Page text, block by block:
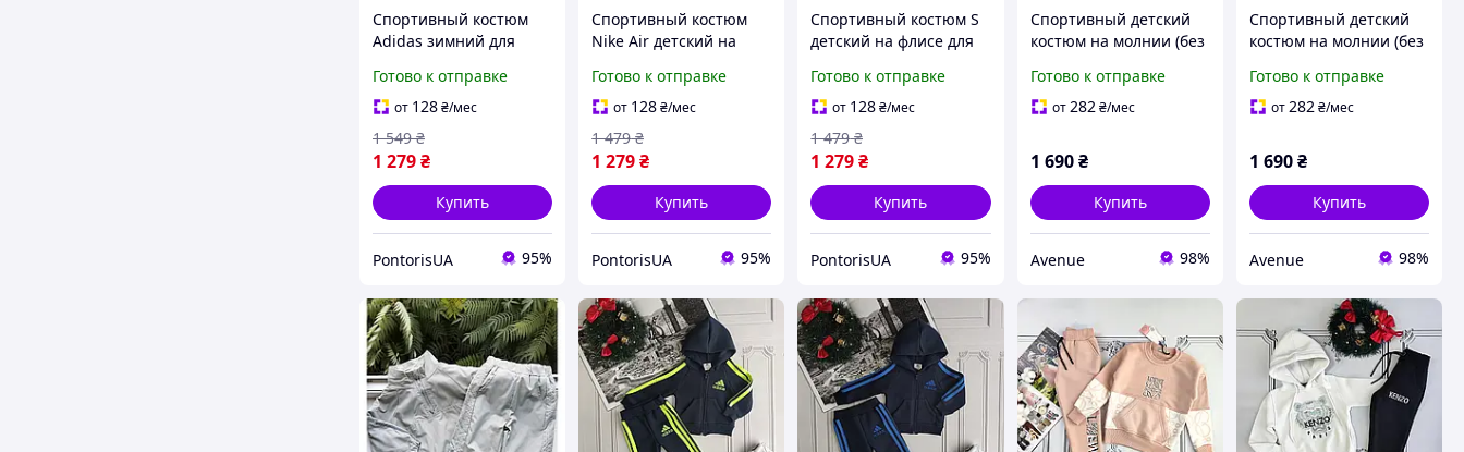
Спортивный костюм
Adidas зимний для
детский на флисе
адидас черный
Готово к отправке
от 128₴/мес
1 279₴
1 549 ₴
Купить
PontorisUA 95%
Спортивный костюм
Nike Air детский на
девочек зимний кофта
штаны найк черный
Готово к отправке
от 128₴/мес
1 279₴
1 479 ₴
Купить
PontorisUA 95%
Спортивный костюм S
детский на флисе для
зимний кофта штаны
черный
Готово к отправке
от 128₴/мес
1 279₴
1 479 ₴
Купить
PontorisUA 95%
Спортивный детский
костюм на молнии (без
Готово к отправке
от282 ₴/мес
1 690 ₴
Купить
Avenue 98%
Спортивный детский
костюм на молнии (без
Готово к отправке
от282₴/мес
1 690₴
Купить
Avenue 98%